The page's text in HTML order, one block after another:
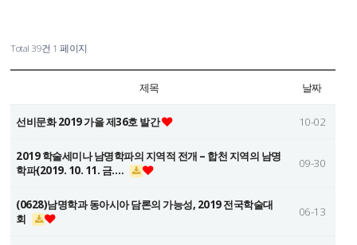
Total 39건 1 페이지
제목 날짜
선비문화 2019 가을 제36호 발간 10-02
2019 학술세미나 남명학파의 지역적 전개 – 합천 지역의 남명
학파(2019. 10. 11. 금.…
09-30
(0628)남명학과 동아시아 담론의 가능성, 2019 전국학술대
회
06-13